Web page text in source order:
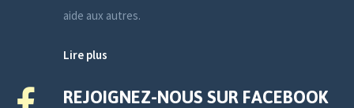
aide aux autres.
Lire plus
REJOIGNEZ-NOUS SUR FACEBOOK